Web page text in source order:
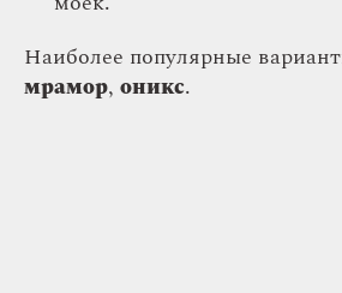
Наиболее популярные
мрамор, оникс.